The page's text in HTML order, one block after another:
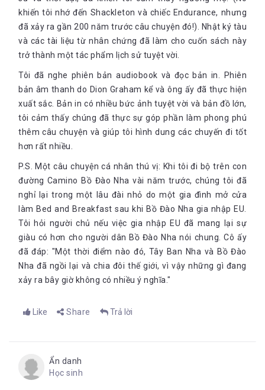
khiến tôi nhớ đến Shackleton và chiếc Endurance, nhưng
đã xảy ra gần 200 năm trước câu chuyện đó!). Nhật ký tàu
và các tài liệu từ nhân chứng đã làm cho cuốn sách này
trở thành một tác phẩm lịch sử tuyệt vời.
Tôi đã nghe phiên bản audiobook và đọc bản in. Phiên
bản âm thanh do Dion Graham kể và ông ấy đã thực hiện
xuất sắc. Bản in có nhiều bức ảnh tuyệt vời và bản đồ lớn,
tôi cảm thấy chúng đã thực sự góp phần làm phong phú
thêm câu chuyện và giúp tôi hình dung các chuyến đi tốt
hơn rất nhiều.
P.S. Một câu chuyện cá nhân thú vị: Khi tôi đi bộ trên con
đường Camino Bồ Đào Nha vài năm trước, chúng tôi đã
nghỉ lại trong một lâu đài nhỏ do một gia đình mở cửa
làm Bed and Breakfast sau khi Bồ Đào Nha gia nhập EU.
Tôi hỏi người chủ nếu việc gia nhập EU đã mang lại sự
giàu có hơn cho người dân Bồ Đào Nha nói chung. Cô ấy
đã đáp: "Một thời điểm nào đó, Tây Ban Nha và Bồ Đào
Nha đã ngồi lại và chia đôi thế giới, vì vậy những gì đang
xảy ra bây giờ không có nhiều ý nghĩa."
Like Share Trả lời
Ẩn danh
Học sinh